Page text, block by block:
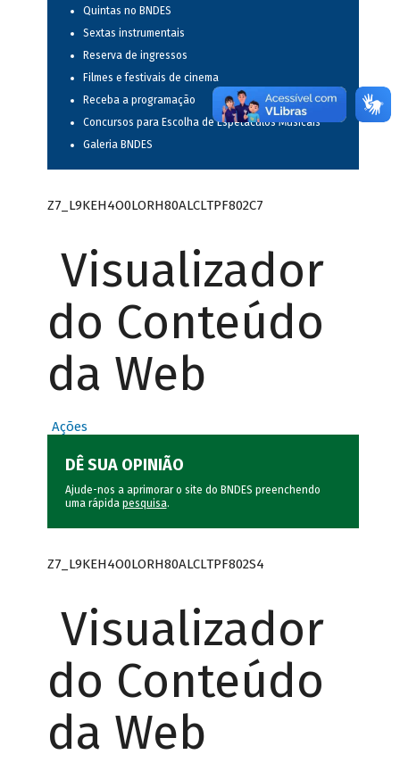
Quintas no BNDES
Sextas instrumentais
Reserva de ingressos
Filmes e festivais de cinema
Receba a programação
Concursos para Escolha de Espetáculos Musicais
Galeria BNDES
Z7_L9KEH4O0LORH80ALCLTPF802C7
Visualizador
do Conteúdo
da Web
Ações
DÊ SUA OPINIÃO
Ajude-nos a aprimorar o site do BNDES preenchendo
uma rápida pesquisa.
Z7_L9KEH4O0LORH80ALCLTPF802S4
Visualizador
do Conteúdo
da Web